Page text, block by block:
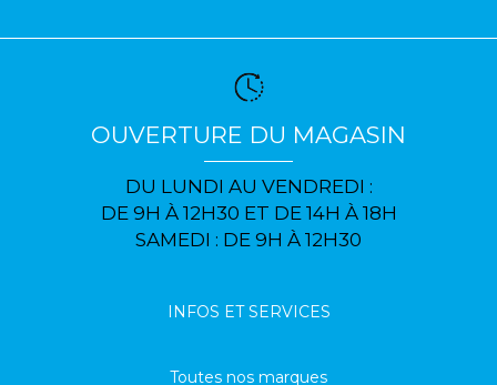
OUVERTURE DU MAGASIN
DU LUNDI AU VENDREDI :
DE 9H À 12H30 ET DE 14H À 18H
SAMEDI : DE 9H À 12H30
INFOS ET SERVICES
Toutes nos marques